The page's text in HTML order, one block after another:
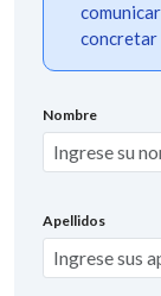
concretar
Nombre
Apellidos